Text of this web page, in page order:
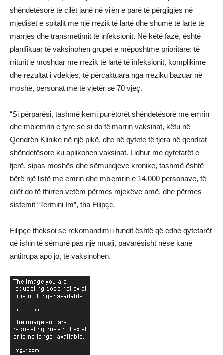
shëndetësorë të cilët janë në vijën e parë të përgjigjes në
mjediset e spitalit me një rrezik të lartë dhe shumë të lartë të
marrjes dhe transmetimit të infeksionit. Në këtë fazë, është
planifikuar të vaksinohen grupet e mëposhtme prioritare: të
rriturit e moshuar me rrezik të lartë të infeksionit, komplikime
dhe rezultat i vdekjes, të përcaktuara nga rreziku bazuar në
moshë, personat më të vjetër se 70 vjeç.
“Si përparësi, tashmë kemi punëtorët shëndetësorë me emrin
dhe mbiemrin e tyre se si do të marrin vaksinat, këtu në
Qendrën Klinike në një pikë, dhe në qytete të tjera në qendrat
shëndetësore ku aplikohen vaksinat. Lidhur me qytetarët e
tjerë, sipas moshës dhe sëmundjeve kronike, tashmë është
bërë një listë me emrin dhe mbiemrin e 14.000 personave, të
cilët do të thirren vetëm përmes mjekëve amë, dhe përmes
sistemit “Termini Im”, tha Filipçe.
Filipçe theksoi se rekomandimi i fundit është që edhe qytetarët
që ishin të sëmurë pas një muaji, pavarësisht nëse kanë
antitrupa apo jo, të vaksinohen.